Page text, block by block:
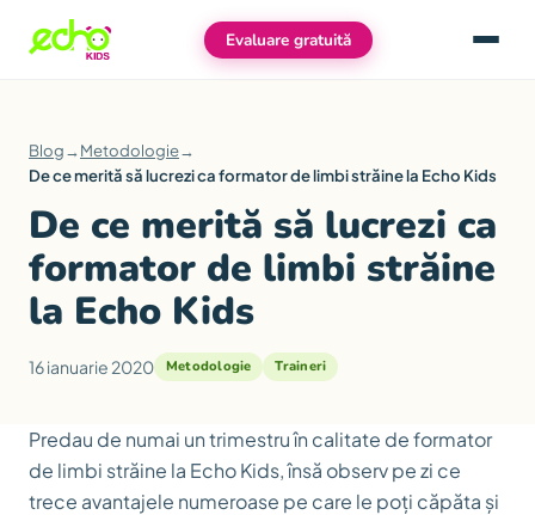
Evaluare gratuită Meniu
Blog→Metodologie→
De ce merită să lucrezi ca formator de limbi străine la Echo Kids
De ce merită să lucrezi ca
formator de limbi străine
la Echo Kids
16 ianuarie 2020 Metodologie Traineri
Predau de numai un trimestru în calitate de formator
de limbi străine la Echo Kids, însă observ pe zi ce
trece avantajele numeroase pe care le poți căpăta și